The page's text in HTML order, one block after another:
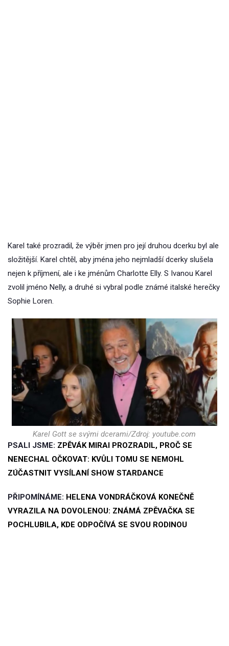
Karel také prozradil, že výběr jmen pro její druhou dcerku byl ale
složitější. Karel chtěl, aby jména jeho nejmladší dcerky slušela
nejen k příjmení, ale i ke jménům Charlotte Elly. S Ivanou Karel
zvolil jméno Nelly, a druhé si vybral podle známé italské herečky
Sophie Loren.
Karel Gott se svými dcerami/Zdroj: youtube.com
PSALI JSME: ZPĚVÁK MIRAI PROZRADIL, PROČ SE
NENECHAL OČKOVAT: KVŮLI TOMU SE NEMOHL
ZÚČASTNIT VYSÍLANÍ SHOW STARDANCE
PŘIPOMÍNÁME: HELENA VONDRÁČKOVÁ KONEČNĚ
VYRAZILA NA DOVOLENOU: ZNÁMÁ ZPĚVAČKA SE
POCHLUBILA, KDE ODPOČÍVÁ SE SVOU RODINOU